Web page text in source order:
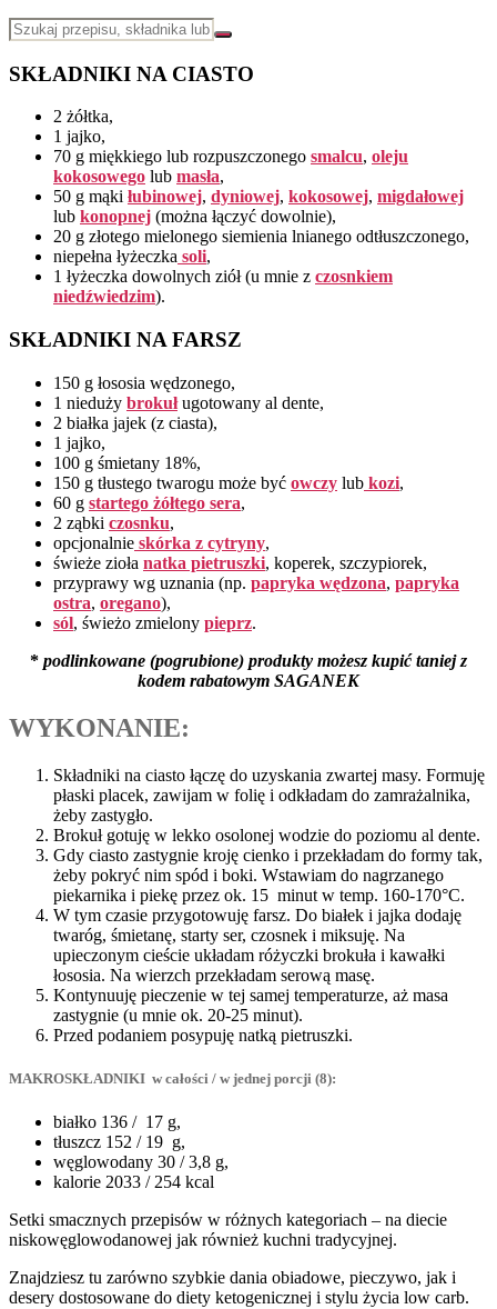
SKŁADNIKI NA CIASTO
2 żółtka,
1 jajko,
70 g miękkiego lub rozpuszczonego smalcu, oleju
kokosowego lub masła,
50 g mąki łubinowej, dyniowej, kokosowej, migdałowej
lub konopnej (można łączyć dowolnie),
20 g złotego mielonego siemienia lnianego odtłuszczonego,
niepełna łyżeczka soli,
1 łyżeczka dowolnych ziół (u mnie z czosnkiem
niedźwiedzim).
SKŁADNIKI NA FARSZ
150 g łososia wędzonego,
1 nieduży brokuługotowany al dente,
2 białka jajek (z ciasta),
1 jajko,
100 g śmietany 18%,
150 g tłustego twarogu może być owczy lub kozi,
60 g startego żółtego sera,
2 ząbki czosnku,
opcjonalnie skórka z cytryny,
świeże zioła natka pietruszki, koperek, szczypiorek,
przyprawy wg uznania (np. papryka wędzona, papryka
ostra, oregano),
sól, świeżo zmielony pieprz.
* podlinkowane (pogrubione) produkty możesz kupić taniej z
kodem rabatowym SAGANEK
WYKONANIE:
Składniki na ciasto łączę do uzyskania zwartej masy. Formuję
płaski placek, zawijam w folię i odkładam do zamrażalnika,
żeby zastygło.
Brokuł gotuję w lekko osolonej wodzie do poziomu al dente.
Gdy ciasto zastygnie kroję cienko i przekładam do formy tak,
żeby pokryć nim spód i boki. Wstawiam do nagrzanego
piekarnika i piekę przez ok. 15 minut w temp. 160-170°C.
W tym czasie przygotowuję farsz. Do białek i jajka dodaję
twaróg, śmietanę, starty ser, czosnek i miksuję. Na
upieczonym cieście układam różyczki brokuła i kawałki
łososia. Na wierzch przekładam serową masę.
Kontynuuję pieczenie w tej samej temperaturze, aż masa
zastygnie (u mnie ok. 20-25 minut).
Przed podaniem posypuję natką pietruszki.
MAKROSKŁADNIKI w całości / w jednej porcji (8):
białko 136 / 17 g,
tłuszcz 152 / 19 g,
węglowodany 30 / 3,8 g,
kalorie 2033 / 254 kcal
Setki smacznych przepisów w różnych kategoriach – na diecie
niskowęglowodanowej jak również kuchni tradycyjnej.
Znajdziesz tu zarówno szybkie dania obiadowe, pieczywo, jak i
desery dostosowane do diety ketogenicznej i stylu życia low carb.